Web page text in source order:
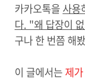
카카오톡을 사용
다. "왜 답장이
구나 한 번쯤 해
이 글에서는제